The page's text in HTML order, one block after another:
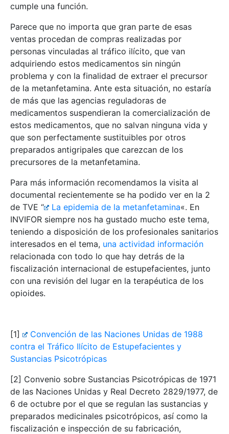
cumple una función.
Parece que no importa que gran parte de esas
ventas procedan de compras realizadas por
personas vinculadas al tráfico ilícito, que van
adquiriendo estos medicamentos sin ningún
problema y con la finalidad de extraer el precursor
de la metanfetamina. Ante esta situación, no estaría
de más que las agencias reguladoras de
medicamentos suspendieran la comercialización de
estos medicamentos, que no salvan ninguna vida y
que son perfectamente sustituibles por otros
preparados antigripales que carezcan de los
precursores de la metanfetamina.
Para más información recomendamos la visita al
documental recientemente se ha podido ver en la 2
de TVE “
La epidemia de la metanfetamina«. En
INVIFOR siempre nos ha gustado mucho este tema,
teniendo a disposición de los profesionales sanitarios
interesados en el tema, una actividad información
relacionada con todo lo que hay detrás de la
fiscalización internacional de estupefacientes, junto
con una revisión del lugar en la terapéutica de los
opioides.
[1]
Convención de las Naciones Unidas de 1988
contra el Tráfico Ilícito de Estupefacientes y
Sustancias Psicotrópicas
[2] Convenio sobre Sustancias Psicotrópicas de 1971
de las Naciones Unidas y Real Decreto 2829/1977, de
6 de octubre por el que se regulan las sustancias y
preparados medicinales psicotrópicos, así como la
fiscalización e inspección de su fabricación,